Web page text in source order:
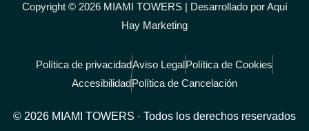
Copyright © 2026 MIAMI TOWERS | Desarrollado por Aquí
Hay Marketing
Política de privacidadAviso LegalPolítica de Cookies
AccesibilidadPolítica de Cancelación
© 2026 MIAMI TOWERS · Todos los derechos reservados